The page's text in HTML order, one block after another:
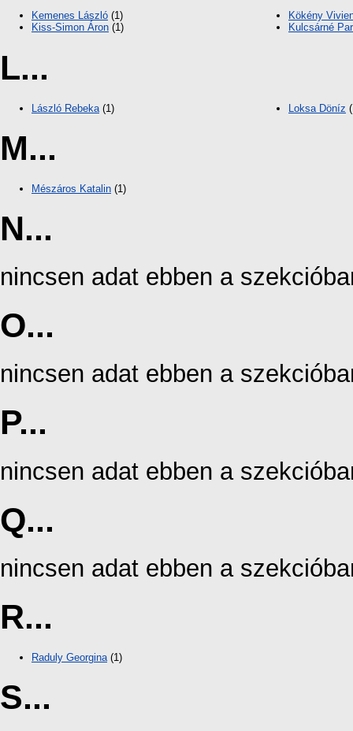
Kemenes László (1)
Kiss-Simon Áron (1)
Kökény
Kulcsárné
L...
László Rebeka (1) Loksa Döníz
M...
Mészáros Katalin (1)
N...
nincsen adat ebben a
O...
nincsen adat ebben a
P...
nincsen adat ebben a
Q...
nincsen adat ebben a
R...
Raduly Georgina (1)
S...